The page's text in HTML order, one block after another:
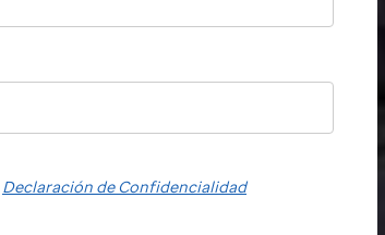
Declaración de Confidencialidad